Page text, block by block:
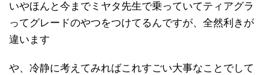
いやほんと今までミヤタ先生で乗っていてティアグラ
ってグレードのやつをつけてるんですが、全然利きが
違います
や、冷静に考えてみればこれすごい大事なことでして